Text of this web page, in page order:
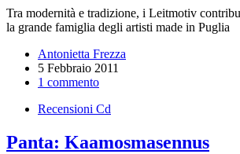
Tra modernità e tradizione, i Leitmotiv
la grande famiglia degli artisti made in Puglia
Antonietta Frezza
5 Febbraio 2011
1 commento
Recensioni Cd
Panta: Kaamosmasennus